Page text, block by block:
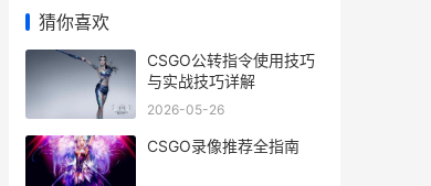
猜你喜欢
CSGO公转指令使用技巧
与实战技巧详解
2026-05-26
CSGO录像推荐全指南